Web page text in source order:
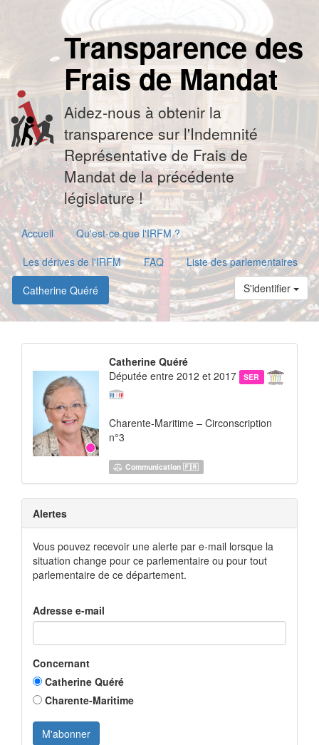
Transparence des
Frais de Mandat
Aidez-nous à obtenir la
transparence sur l'Indemnité
Représentative de Frais de
Mandat de la précédente
législature !
Accueil
Qu'est-ce que l'IRFM ?
Les dérives de l'IRFM
FAQ
Liste des parlementaires
Catherine Quéré
S'identifier
Catherine Quéré
Députée entre 2012 et 2017
SER
Charente-Maritime – Circonscription
n°3
Communication 🇫🇷
Alertes
Vous pouvez recevoir une alerte par e-mail lorsque la
situation change pour ce parlementaire ou pour tout
parlementaire de ce département.
Adresse e-mail
Concernant
Catherine Quéré
Charente-Maritime